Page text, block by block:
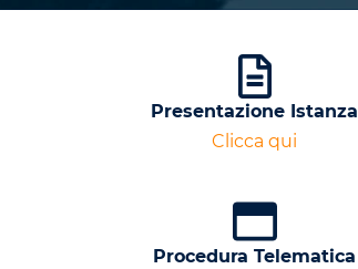
Presentazione Istanza
Clicca qui
Procedura Telematica